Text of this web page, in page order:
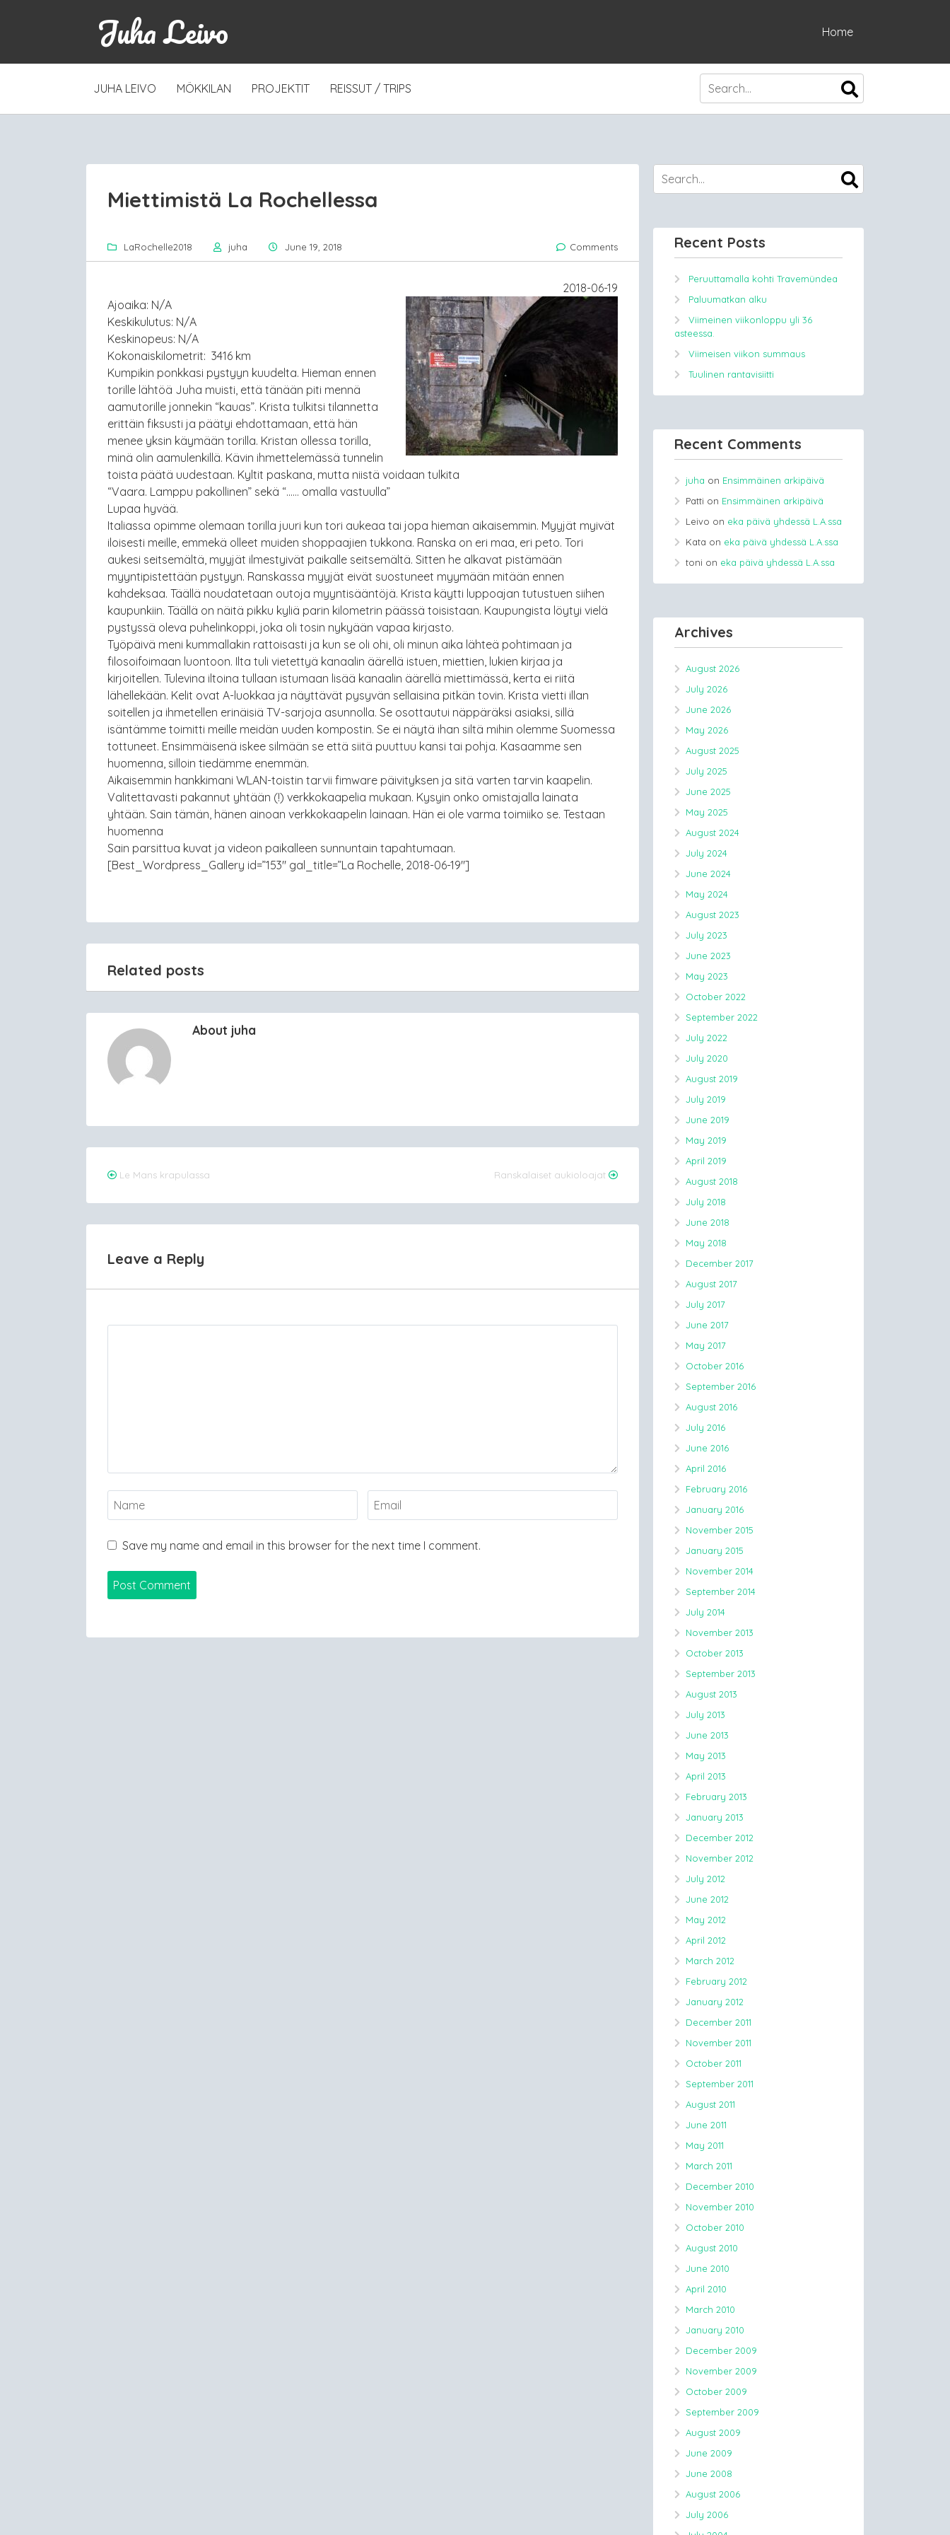
Juha Leivo Home
SKIP
JUHA LEIVO MÖKKILAN PROJEKTIT REISSUT / TRIPS
Miettimistä La Rochellessa
LaRochelle2018 juha June 19, 2018 Comments
2018-06-19
Ajoaika: N/A
Keskikulutus: N/A
Keskinopeus: N/A
Kokonaiskilometrit: 3416 km
Kumpikin ponkkasi pystyyn kuudelta. Hieman ennen
torille lähtöä Juha muisti, että tänään piti mennä
aamutorille jonnekin “kauas”. Krista tulkitsi tilannetta
erittäin fiksusti ja päätyi ehdottamaan, että hän
menee yksin käymään torilla. Kristan ollessa torilla,
minä olin aamulenkillä. Kävin ihmettelemässä tunnelin
toista päätä uudestaan. Kyltit paskana, mutta niistä voidaan tulkita
“Vaara. Lamppu pakollinen” sekä “…… omalla vastuulla”
Lupaa hyvää.
Italiassa opimme olemaan torilla juuri kun tori aukeaa tai jopa hieman aikaisemmin. Myyjät myivät
iloisesti meille, emmekä olleet muiden shoppaajien tukkona. Ranska on eri maa, eri peto. Tori
aukesi seitsemältä, myyjät ilmestyivät paikalle seitsemältä. Sitten he alkavat pistämään
myyntipistettään pystyyn. Ranskassa myyjät eivät suostuneet myymään mitään ennen
kahdeksaa. Täällä noudatetaan outoja myyntisääntöjä. Krista käytti luppoajan tutustuen siihen
kaupunkiin. Täällä on näitä pikku kyliä parin kilometrin päässä toisistaan. Kaupungista löytyi vielä
pystyssä oleva puhelinkoppi, joka oli tosin nykyään vapaa kirjasto.
Työpäivä meni kummallakin rattoisasti ja kun se oli ohi, oli minun aika lähteä pohtimaan ja
filosoifoimaan luontoon. Ilta tuli vietettyä kanaalin äärellä istuen, miettien, lukien kirjaa ja
kirjoitellen. Tulevina iltoina tullaan istumaan lisää kanaalin äärellä miettimässä, kerta ei riitä
lähellekään. Kelit ovat A-luokkaa ja näyttävät pysyvän sellaisina pitkän tovin. Krista vietti illan
soitellen ja ihmetellen erinäisiä TV-sarjoja asunnolla. Se osottautui näppäräksi asiaksi, sillä
isäntämme toimitti meille meidän uuden kompostin. Se ei näytä ihan siltä mihin olemme Suomessa
tottuneet. Ensimmäisenä iskee silmään se että siitä puuttuu kansi tai pohja. Kasaamme sen
huomenna, silloin tiedämme enemmän.
Aikaisemmin hankkimani WLAN-toistin tarvii fimware päivityksen ja sitä varten tarvin kaapelin.
Valitettavasti pakannut yhtään (!) verkkokaapelia mukaan. Kysyin onko omistajalla lainata
yhtään. Sain tämän, hänen ainoan verkkokaapelin lainaan. Hän ei ole varma toimiiko se. Testaan
huomenna
Sain parsittua kuvat ja videon paikalleen sunnuntain tapahtumaan.
[Best_Wordpress_Gallery id=”153″ gal_title=”La Rochelle, 2018-06-19″]
Related posts
About juha
Post
navigation
Le Mans krapulassa Ranskalaiset aukioloajat
Leave a Reply
Save my name and email in this browser for the next time I comment.
Recent Posts
Peruuttamalla kohti Travemündea
Paluumatkan alku
Viimeinen viikonloppu yli 36
asteessa.
Viimeisen viikon summaus
Tuulinen rantavisiitti
Recent Comments
juha on Ensimmäinen arkipäivä
Patti on Ensimmäinen arkipäivä
Leivo on eka päivä yhdessä L.A.ssa
Kata on eka päivä yhdessä L.A.ssa
toni on eka päivä yhdessä L.A.ssa
Archives
August 2026
July 2026
June 2026
May 2026
August 2025
July 2025
June 2025
May 2025
August 2024
July 2024
June 2024
May 2024
August 2023
July 2023
June 2023
May 2023
October 2022
September 2022
July 2022
July 2020
August 2019
July 2019
June 2019
May 2019
April 2019
August 2018
July 2018
June 2018
May 2018
December 2017
August 2017
July 2017
June 2017
May 2017
October 2016
September 2016
August 2016
July 2016
June 2016
April 2016
February 2016
January 2016
November 2015
January 2015
November 2014
September 2014
July 2014
November 2013
October 2013
September 2013
August 2013
July 2013
June 2013
May 2013
April 2013
February 2013
January 2013
December 2012
November 2012
July 2012
June 2012
May 2012
April 2012
March 2012
February 2012
January 2012
December 2011
November 2011
October 2011
September 2011
August 2011
June 2011
May 2011
March 2011
December 2010
November 2010
October 2010
August 2010
June 2010
April 2010
March 2010
January 2010
December 2009
November 2009
October 2009
September 2009
August 2009
June 2009
June 2008
August 2006
July 2006